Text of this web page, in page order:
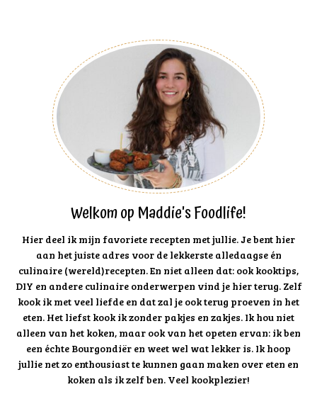
Welkom op Maddie's Foodlife!
Hier deel ik mijn favoriete recepten met jullie. Je bent hier
aan het juiste adres voor de lekkerste alledaagse én
culinaire (wereld)recepten. En niet alleen dat: ook kooktips,
DIY en andere culinaire onderwerpen vind je hier terug. Zelf
kook ik met veel liefde en dat zal je ook terug proeven in het
eten. Het liefst kook ik zonder pakjes en zakjes. Ik hou niet
alleen van het koken, maar ook van het opeten ervan: ik ben
een échte Bourgondiër en weet wel wat lekker is. Ik hoop
jullie net zo enthousiast te kunnen gaan maken over eten en
koken als ik zelf ben. Veel kookplezier!